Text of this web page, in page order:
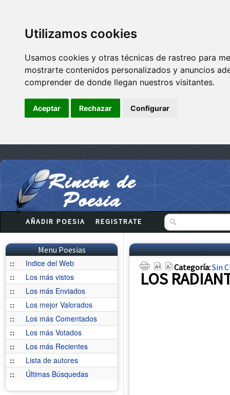
Utilizamos cookies
Usamos cookies y otras técnicas de rastreo para
mostrarte contenidos personalizados y anuncios
comprender de donde llegan nuestros visitantes.
Aceptar Rechazar Configurar
AÑADIR POESIA REGISTRATE
Menu Poesias
::
Indice del Web
::
Los más vistos
::
Los más Enviados
::
Los mejor Valorados
::
Los más Comentados
::
Los más Votados
::
Los más Recientes
::
Lista de autores
::
Últimas Búsquedas
Categoría:Sin
LOS